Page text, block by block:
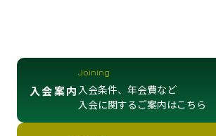
入会案内
Joining
入会条件、年会費など
入会に関するご案内はこちら